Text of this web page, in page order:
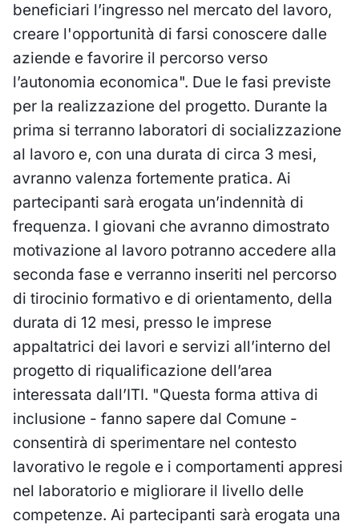
beneficiari l’ingresso nel mercato del lavoro,
creare l'opportunità di farsi conoscere dalle
aziende e favorire il percorso verso
l’autonomia economica". Due le fasi previste
per la realizzazione del progetto. Durante la
prima si terranno laboratori di socializzazione
al lavoro e, con una durata di circa 3 mesi,
avranno valenza fortemente pratica. Ai
partecipanti sarà erogata un’indennità di
frequenza. I giovani che avranno dimostrato
motivazione al lavoro potranno accedere alla
seconda fase e verranno inseriti nel percorso
di tirocinio formativo e di orientamento, della
durata di 12 mesi, presso le imprese
appaltatrici dei lavori e servizi all’interno del
progetto di riqualificazione dell’area
interessata dall’ITI. "Questa forma attiva di
inclusione - fanno sapere dal Comune -
consentirà di sperimentare nel contesto
lavorativo le regole e i comportamenti appresi
nel laboratorio e migliorare il livello delle
competenze. Ai partecipanti sarà erogata una